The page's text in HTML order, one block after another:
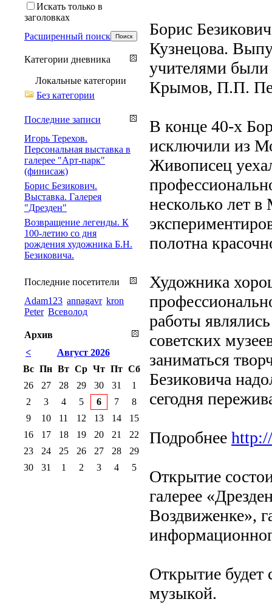
Борис
Кузнецова.
учителями
Крымов, П.П.
В конце 40-х
исключили из
Живописец
несколько лет
полотна
Художника
работы
советских
заниматься
Безиковича
сегодня
Подробнее
Открытие
галерее
Воздвиженке»,
Открытие будет
музыкой.
Искать только в
заголовках
Расширенный поиск
Категории дневника
Локальные категории
Без категории
Последние записи
Игорь Терехов.
Персональная выставка в
галерее "Арт-парк"
(финисаж)
Борис Безикович.
Выставка. Галерея
"Дрезден"
Возвращение легенды. К
100-летию со дня
рождения художника Б.Н.
Безиковича.
Последние посетители
Adam123 annagavr kron
Peter Всеволод
Архив
<
Август 2026
Вс Пн Вт Ср Чт Пт Сб
26
27 28 29 30 31
1
2
3 4 5 6 7
8
9
10 11 12 13 14
15
16
17 18 19 20 21
22
23
24 25 26 27 28
29
30
31 1 2 3 4 5